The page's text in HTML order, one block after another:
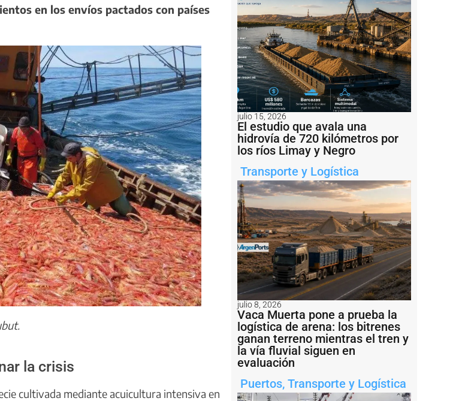
en los envíos pactados con países
la crisis
cultivada mediante acuicultura intensiva en
julio 15, 2026
El estudio que avala una
hidrovía de 720 kilómetros por
los ríos Limay y Negro
Transporte y Logística
julio 8, 2026
Vaca Muerta pone a prueba la
logística de arena: los bitrenes
ganan terreno mientras el tren y
la vía fluvial siguen en
evaluación
Puertos, Transporte y Logística